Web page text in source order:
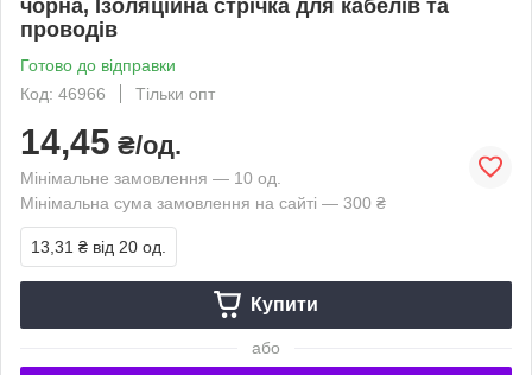
чорна, Ізоляційна стрічка для кабелів та
проводів
Готово до відправки
Код: 46966
Тільки опт
14,45 ₴/од.
Мінімальне замовлення — 10 од.
Мінімальна сума замовлення на сайті — 300 ₴
13,31 ₴ від 20 од.
Купити
або